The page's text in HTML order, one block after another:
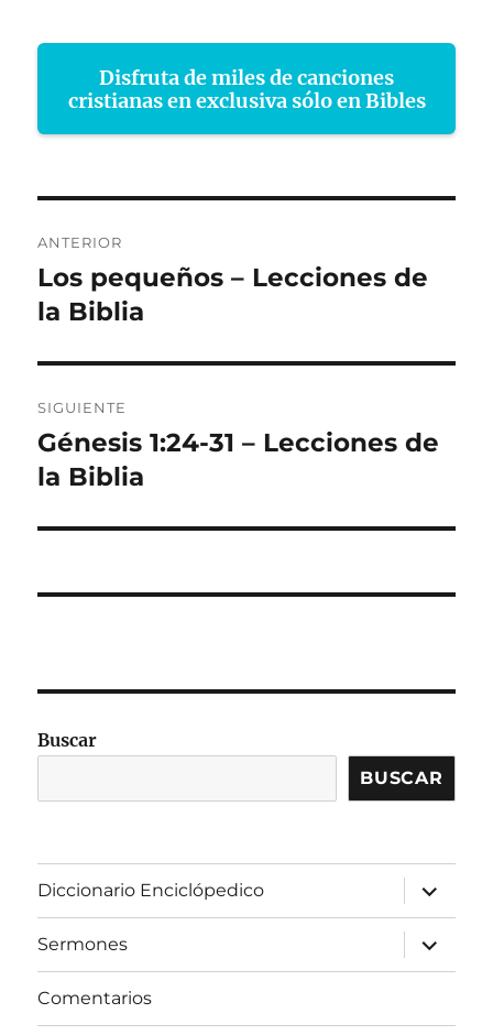
Disfruta de miles de canciones
cristianas en exclusiva sólo en Bibles
de
entradas
ANTERIOR
Entrada
anterior:
Los pequeños – Lecciones de
la Biblia
SIGUIENTE
Entrada
siguiente:
Génesis 1:24-31 – Lecciones de
la Biblia
Buscar
BUSCAR
Diccionario Enciclópedico
expandir
el
menú
inferior
Sermones
expandir
el
menú
Comentarios